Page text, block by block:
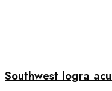
Southwest logra